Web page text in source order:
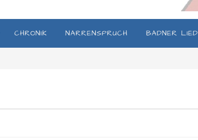
CHRONIK NARRENSPRUCH BADNER LIED